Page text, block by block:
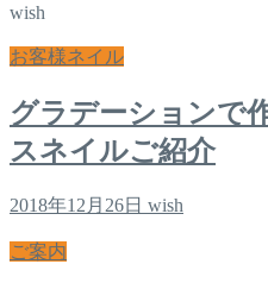
wish
お客様ネイル
グラデーションで
スネイルご紹介
2018年12月26日 wish
ご案内